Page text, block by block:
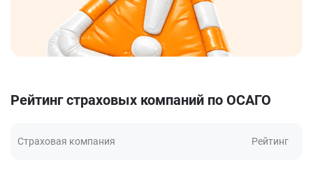
Рейтинг страховых компаний по ОСАГО
Страховая компания Рейтинг